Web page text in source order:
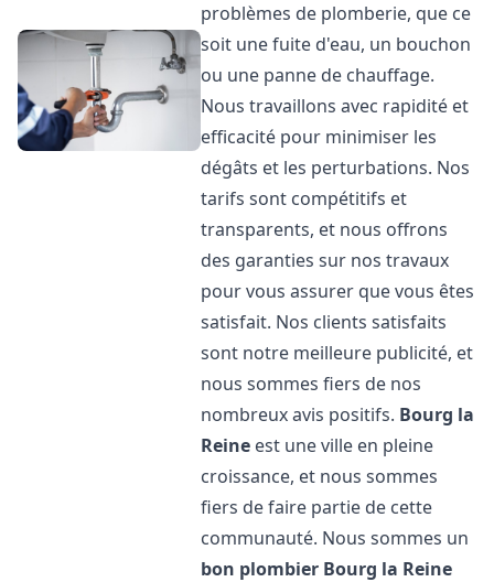
problèmes de plomberie, que ce
soit une fuite d'eau, un bouchon
ou une panne de chauffage.
Nous travaillons avec rapidité et
efficacité pour minimiser les
dégâts et les perturbations. Nos
tarifs sont compétitifs et
transparents, et nous offrons
des garanties sur nos travaux
pour vous assurer que vous êtes
satisfait. Nos clients satisfaits
sont notre meilleure publicité, et
nous sommes fiers de nos
nombreux avis positifs. Bourg la
Reine est une ville en pleine
croissance, et nous sommes
fiers de faire partie de cette
communauté. Nous sommes un
bon plombier Bourg la Reine